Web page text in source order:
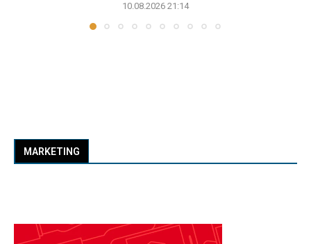
10.08.2026 21:14
MARKETING